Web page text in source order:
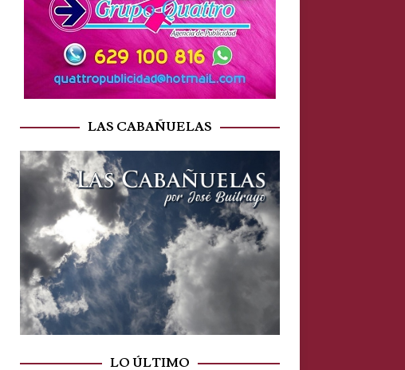
LAS CABAÑUELAS
LO ÚLTIMO